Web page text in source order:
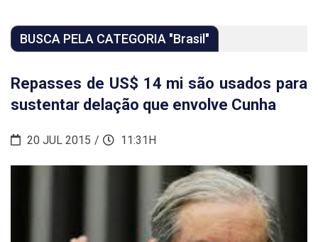
BUSCA PELA CATEGORIA "Brasil"
Repasses de US$ 14 mi são usados para
sustentar delação que envolve Cunha
20 JUL 2015 11:31H